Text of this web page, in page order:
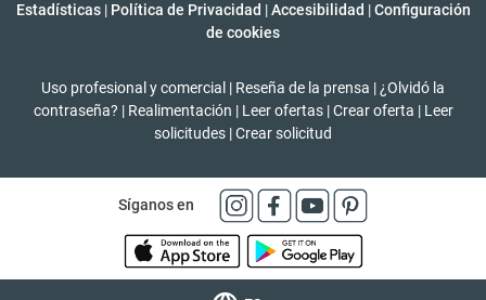
Estadísticas | Política de Privacidad | Accesibilidad | Configuración
de cookies
Uso profesional y comercial | Reseña de la prensa | ¿Olvidó la
contraseña? | Realimentación | Leer ofertas | Crear oferta | Leer
solicitudes |Crear solicitud
Síganos en